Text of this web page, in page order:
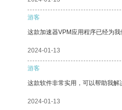
游客
这款加速器VPM应用程序已经为我
2024-01-13
游客
这款软件非常实用，可以帮助我解
2024-01-13